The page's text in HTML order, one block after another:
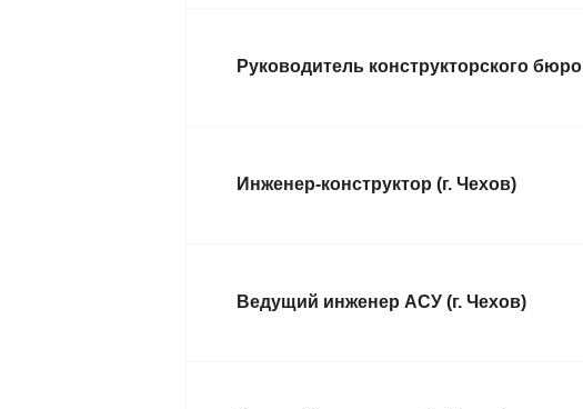
Руководитель конструкторского бюро
Инженер-конструктор (г. Чехов)
Ведущий инженер АСУ (г. Чехов)